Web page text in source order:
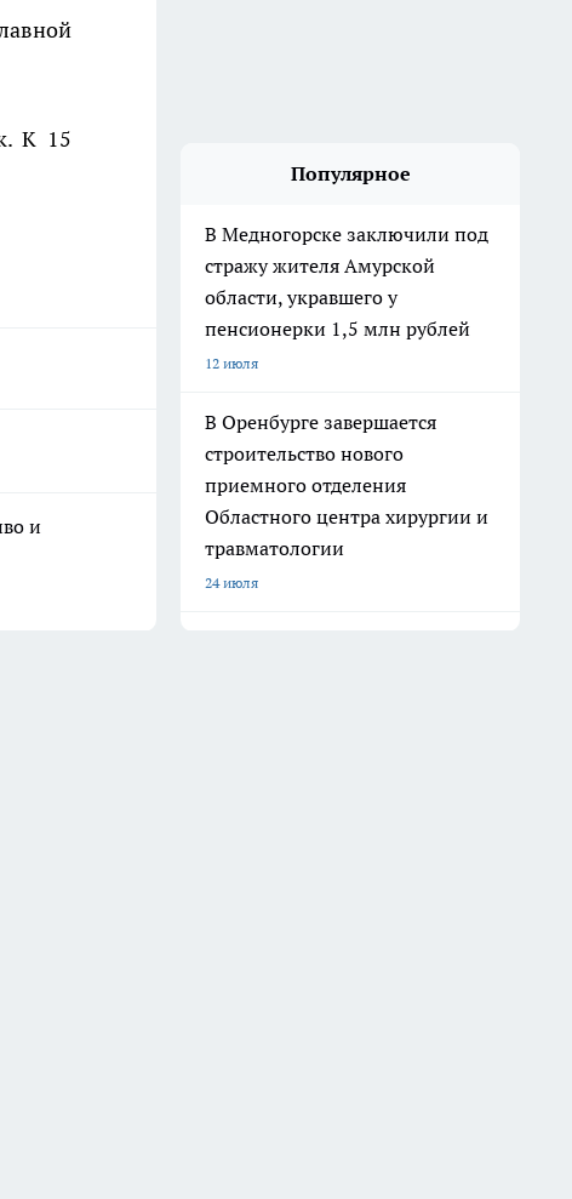
К 15
и
Популярное
В Медногорске заключили под
стражу жителя Амурской
области, укравшего у
пенсионерки 1,5 млн рублей
12 июля
В Оренбурге завершается
строительство нового
приемного отделения
Областного центра хирургии и
травматологии
24 июля